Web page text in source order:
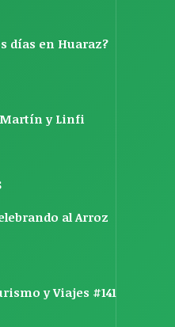
días en Huaraz?
y Linfi
al Arroz
y Viajes #141